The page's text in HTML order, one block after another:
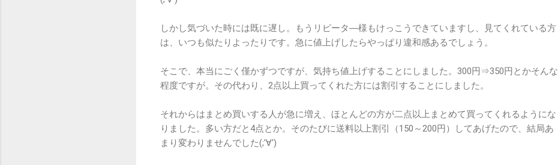
しかし気づいた時には既に遅し。もうリピータ―様もけっこうできていますし、見てくれている方
は、いつも似たりよったりです。急に値上げしたらやっぱり違和感あるでしょう。
そこで、本当にごく僅かずつですが、気持ち値上げすることにしました。300円⇒350円とかそんな
程度ですが。その代わり、2点以上買ってくれた方には割引することにしました。
それからはまとめ買いする人が急に増え、ほとんどの方が二点以上まとめて買ってくれるようにな
りました。多い方だと4点とか。そのたびに送料以上割引（150～200円）してあげたので、結局あ
まり変わりませんでした(;'∀')